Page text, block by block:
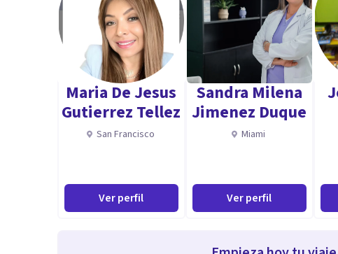
Maria De Jesus
Gutierrez Tellez
San Francisco
Ver perfil
Sandra Milena
Jimenez Duque
Miami
Ver perfil